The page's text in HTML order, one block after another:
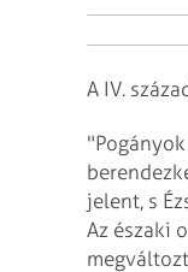
A IV.
jelent, s
Az északi